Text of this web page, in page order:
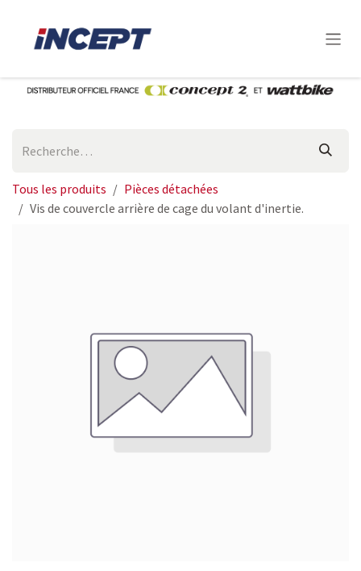
Tous les produits
Pièces détachées
Vis de couvercle arrière de cage du volant d'inertie.